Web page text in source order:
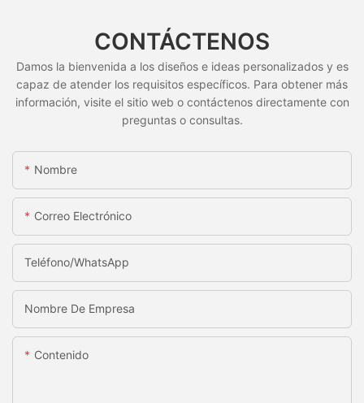
CONTÁCTENOS
Damos la bienvenida a los diseños e ideas personalizados y es
capaz de atender los requisitos específicos. Para obtener más
información, visite el sitio web o contáctenos directamente con
preguntas o consultas.
Nombre
Correo Electrónico
Teléfono/WhatsApp
Nombre De Empresa
Contenido